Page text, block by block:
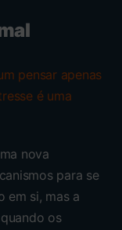
pensar apenas
é uma
nova
para se
em si, mas a
os